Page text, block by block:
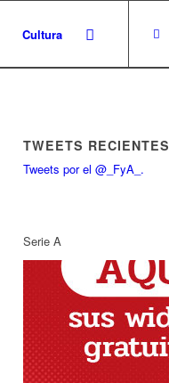
Cultura
TWEETS RECIENTES
Tweets por el @_FyA_.
Serie A